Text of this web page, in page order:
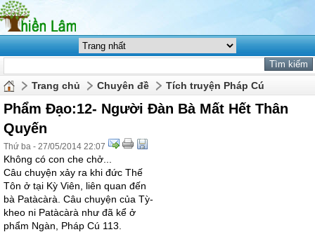
Trang chủ Chuyên đề Tích truyện Pháp Cú
Phẩm Ðạo:12- Người Ðàn Bà Mất Hết Thân
Quyến
Thứ ba - 27/05/2014 22:07
Không có con che chở...
Câu chuyện xảy ra khi đức Thế
Tôn ở tại Kỳ Viên, liên quan đến
bà Patàcàrà. Câu chuyện của Tỳ-
kheo ni Patàcàrà như đã kể ở
phẩm Ngàn, Pháp Cú 113.